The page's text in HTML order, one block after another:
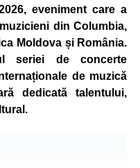
premii în bani și premii
își vor putea ridica
în cadrul Punctului
(Race Office), care va
eveniment care a
din Columbia,
Moldova și România.
seriei de concerte
de muzică
dedicată talentului,